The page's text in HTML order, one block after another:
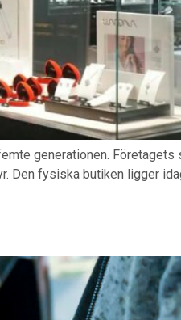
generationen. Företagets
Den fysiska butiken ligger